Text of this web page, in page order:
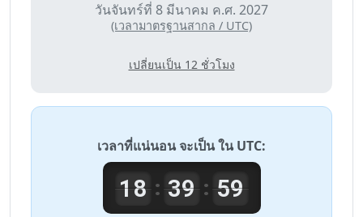
วันจันทร์ที่ 8 มีนาคม ค.ศ. 2027
(เวลามาตรฐานสากล / UTC)
เปลี่ยนเป็น 12 ชั่วโมง
เวลาที่แน่นอน จะเป็น ในUTC:
18: 39: 59